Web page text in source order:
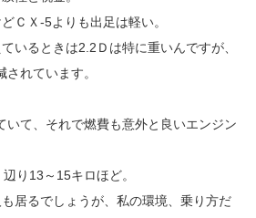
ＣＸ-5よりも出足は軽い。
いるときは2.2Ｄは特に重いんですが、
れています。
いて、それで燃費も意外と良いエンジン
り13～15キロほど。
居るでしょうが、私の環境、乗り方だ